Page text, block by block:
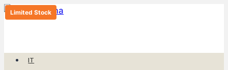
Skip
IT
Limited Stock